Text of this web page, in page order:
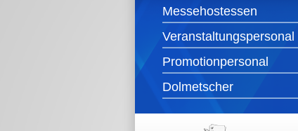
Messehostessen
Veranstaltungspersonal
Promotionpersonal
Dolmetscher